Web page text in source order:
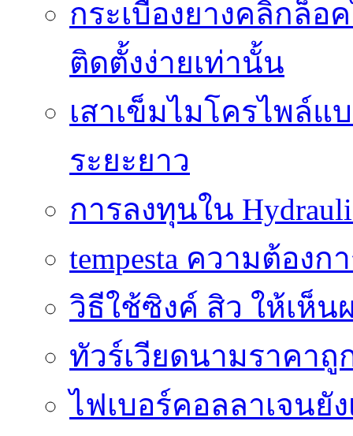
กระเบื้องยางคลิ๊กล็อ
ติดตั้งง่ายเท่านั้น
เสาเข็มไมโครไพล์
ระยะยาว
การลงทุนใน
tempesta ความต้อง
วิธีใช้ซิงค์ สิว ให้เห็
ทัวร์เวียดนามราคาถู
ไฟเบอร์คอลลาเจนยั